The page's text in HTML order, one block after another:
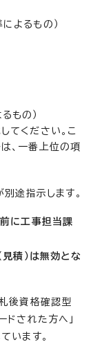
よるもの）
もの）
てください。こ
、一番上位の項
途指示します。
に工事担当課
積）は無効とな
後資格確認型
ドされた方へ」
います。